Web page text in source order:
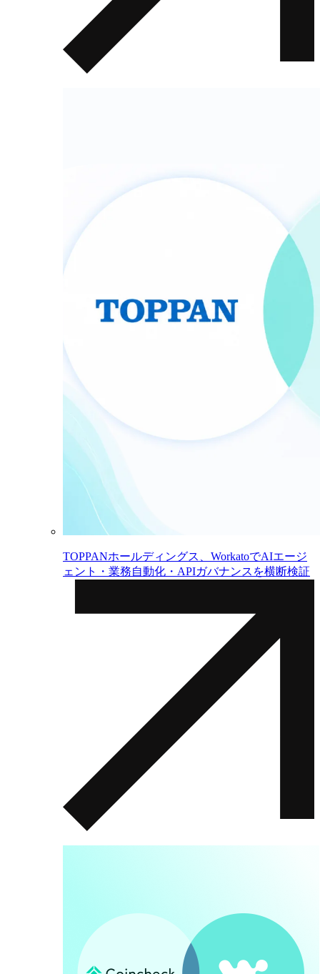
TOPPANホールディングス、WorkatoでAIエージ
ェント・業務自動化・APIガバナンスを横断検証